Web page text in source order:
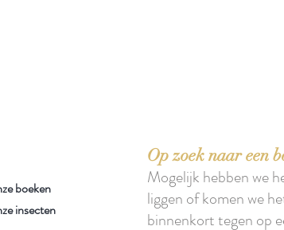
Op zoek naar een
Mogelijk hebben we
liggen of komen we
binnenkort tegen op
boeken
insecten